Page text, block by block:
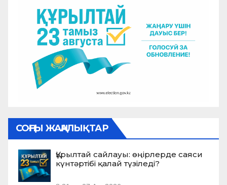
СОҢҒЫ ЖАҢАЛЫҚТАР
Құрылтай сайлауы: өңірлерде саяси
күнтәртібі қалай түзіледі?